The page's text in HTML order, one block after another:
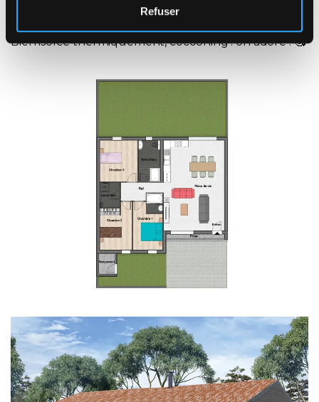
Refuser
craqué sans casser notre tirelire.
Bien isolée thermiquement, cocooning : on adore ! 🥰